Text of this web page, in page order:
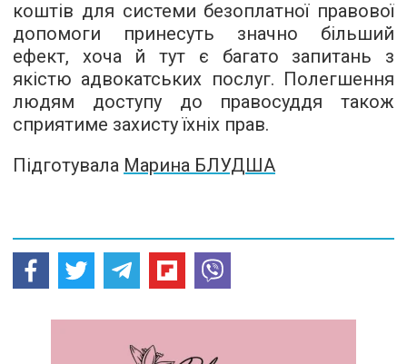
коштів для системи безоплатної правової
допомоги принесуть значно більший
ефект, хоча й тут є багато запитань з
якістю адвокатських послуг. Полегшення
людям доступу до правосуддя також
сприятиме захисту їхніх прав.
Підготувала Марина БЛУДША